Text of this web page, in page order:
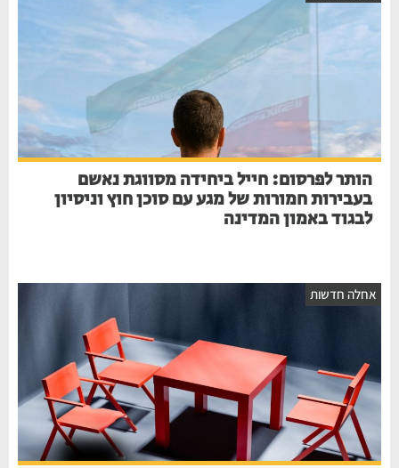
הותר לפרסום: חייל ביחידה מסווגת נאשם
בעבירות חמורות של מגע עם סוכן חוץ וניסיון
לבגוד באמון המדינה
חדשות